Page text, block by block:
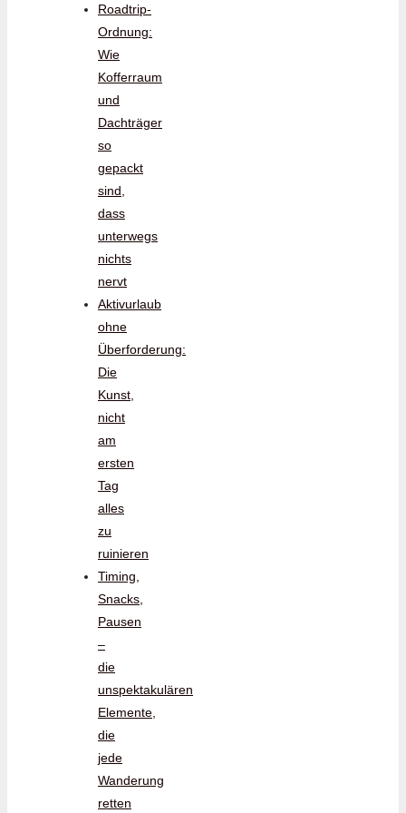
Roadtrip-
Ordnung:
Wie
Kofferraum
und
Dachträger
so
gepackt
sind,
dass
unterwegs
nichts
nervt
Aktivurlaub
ohne
Überforderung:
Die
Kunst,
nicht
am
ersten
Tag
alles
zu
ruinieren
Timing,
Snacks,
Pausen
–
die
unspektakulären
Elemente,
die
jede
Wanderung
retten